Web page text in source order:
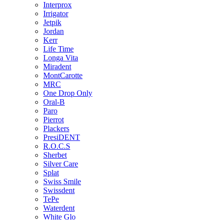
Interprox
Irrigator
Jetpik
Jordan
Kerr
Life Time
Longa Vita
Miradent
MontCarotte
MRC
One Drop Only
Oral-B
Paro
Pierrot
Plackers
PresiDENT
R.O.C.S
Sherbet
Silver Care
Splat
Swiss Smile
Swissdent
TePe
Waterdent
White Glo